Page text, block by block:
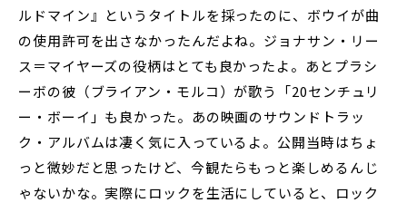
ルドマイン』というタイトルを採ったのに、ボウイが曲
の使用許可を出さなかったんだよね。ジョナサン・リー
ス＝マイヤーズの役柄はとても良かったよ。あとプラシ
ーボの彼（ブライアン・モルコ）が歌う「20センチュリ
ー・ボーイ」も良かった。あの映画のサウンドトラッ
ク・アルバムは凄く気に入っているよ。公開当時はちょ
っと微妙だと思ったけど、今観たらもっと楽しめるんじ
ゃないかな。実際にロックを生活にしていると、ロック